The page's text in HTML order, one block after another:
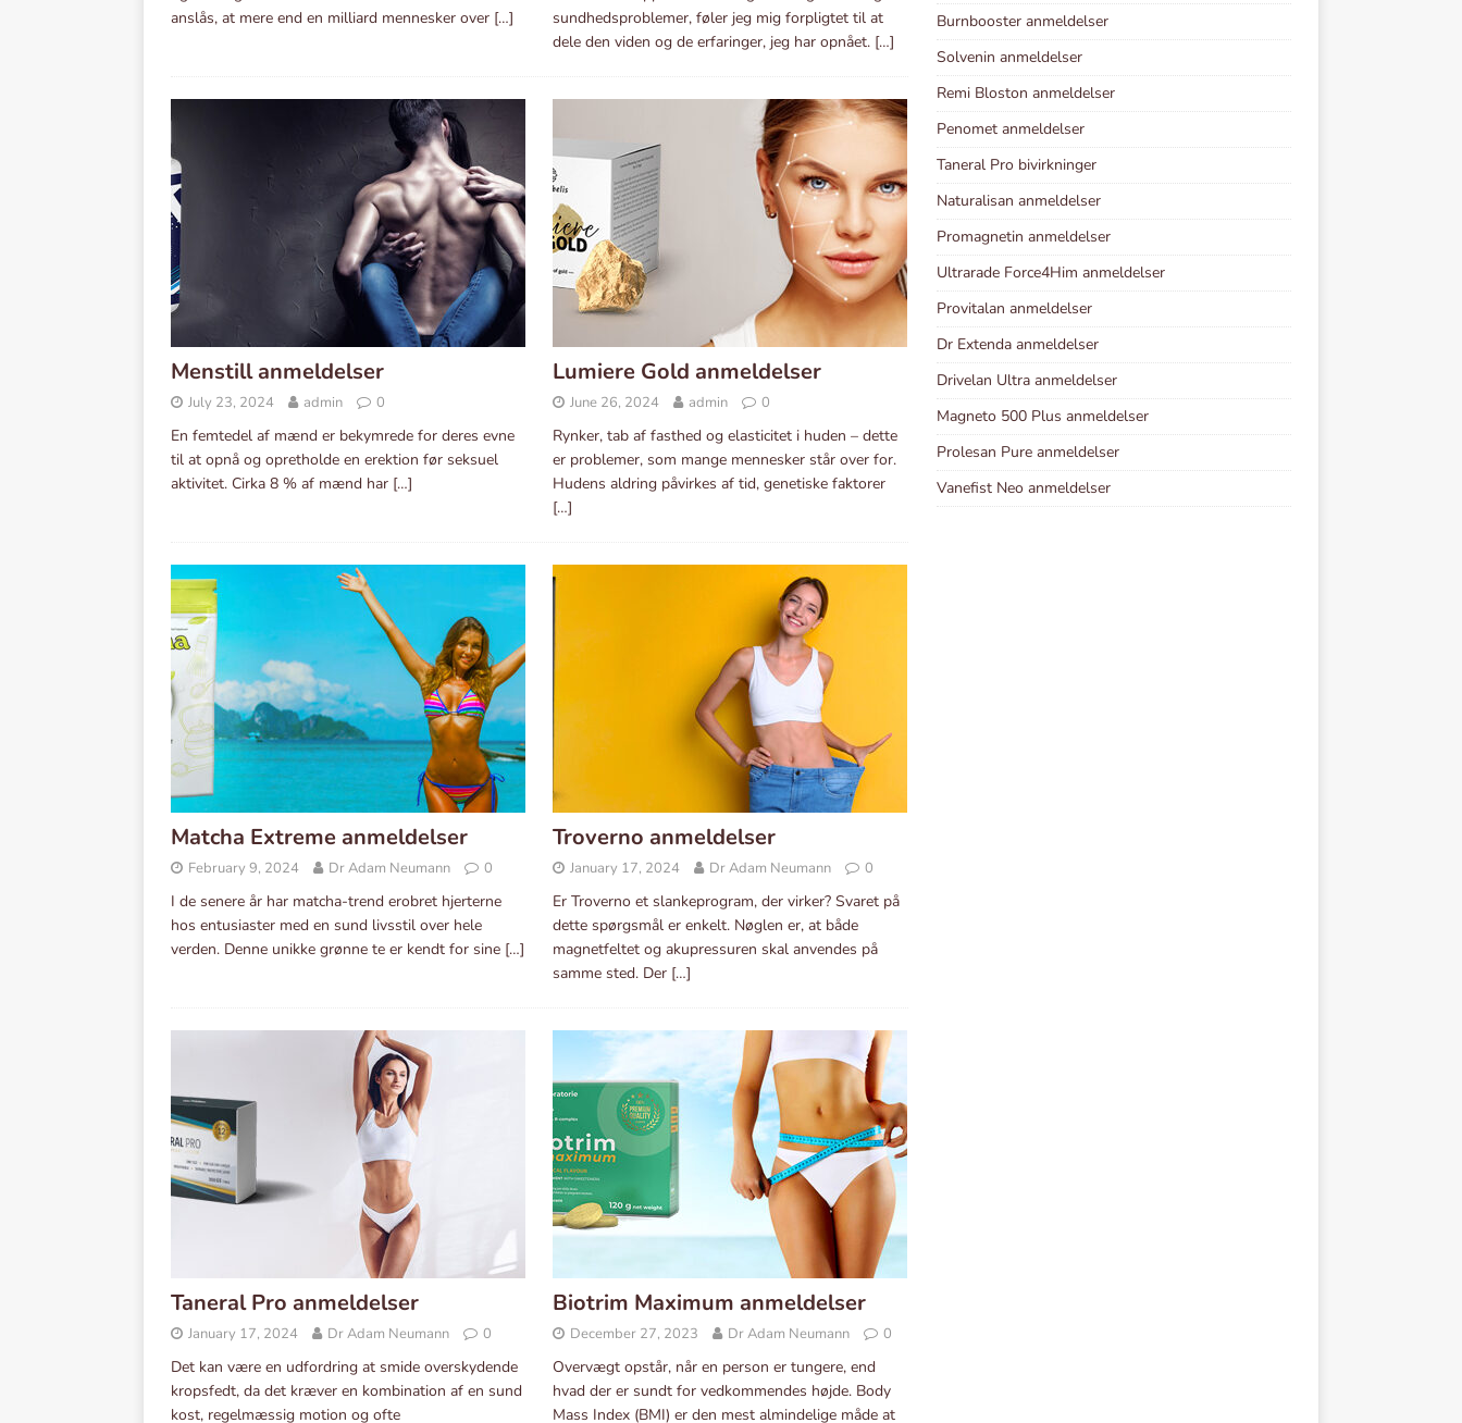
anslås, at mere end en milliard mennesker over […]
sundhedsproblemer, føler jeg mig forpligtet til at
dele den viden og de erfaringer, jeg har opnået. […]
Menstill anmeldelser
July 23, 2024 admin 0
En femtedel af mænd er bekymrede for deres evne
til at opnå og opretholde en erektion før seksuel
aktivitet. Cirka 8 % af mænd har […]
Lumiere Gold anmeldelser
June 26, 2024 admin 0
Rynker, tab af fasthed og elasticitet i huden – dette
er problemer, som mange mennesker står over for.
Hudens aldring påvirkes af tid, genetiske faktorer
[…]
Matcha Extreme anmeldelser
February 9, 2024 Dr Adam Neumann 0
I de senere år har matcha-trend erobret hjerterne
hos entusiaster med en sund livsstil over hele
verden. Denne unikke grønne te er kendt for sine […]
Troverno anmeldelser
January 17, 2024 Dr Adam Neumann 0
Er Troverno et slankeprogram, der virker? Svaret på
dette spørgsmål er enkelt. Nøglen er, at både
magnetfeltet og akupressuren skal anvendes på
samme sted. Der […]
Taneral Pro anmeldelser
January 17, 2024 Dr Adam Neumann 0
Det kan være en udfordring at smide overskydende
kropsfedt, da det kræver en kombination af en sund
kost, regelmæssig motion og ofte
Biotrim Maximum anmeldelser
December 27, 2023 Dr Adam Neumann 0
Overvægt opstår, når en person er tungere, end
hvad der er sundt for vedkommendes højde. Body
Mass Index (BMI) er den mest almindelige måde at
Burnbooster anmeldelser
Solvenin anmeldelser
Remi Bloston anmeldelser
Penomet anmeldelser
Taneral Pro bivirkninger
Naturalisan anmeldelser
Promagnetin anmeldelser
Ultrarade Force4Him anmeldelser
Provitalan anmeldelser
Dr Extenda anmeldelser
Drivelan Ultra anmeldelser
Magneto 500 Plus anmeldelser
Prolesan Pure anmeldelser
Vanefist Neo anmeldelser